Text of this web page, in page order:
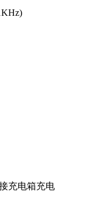
充电箱充电